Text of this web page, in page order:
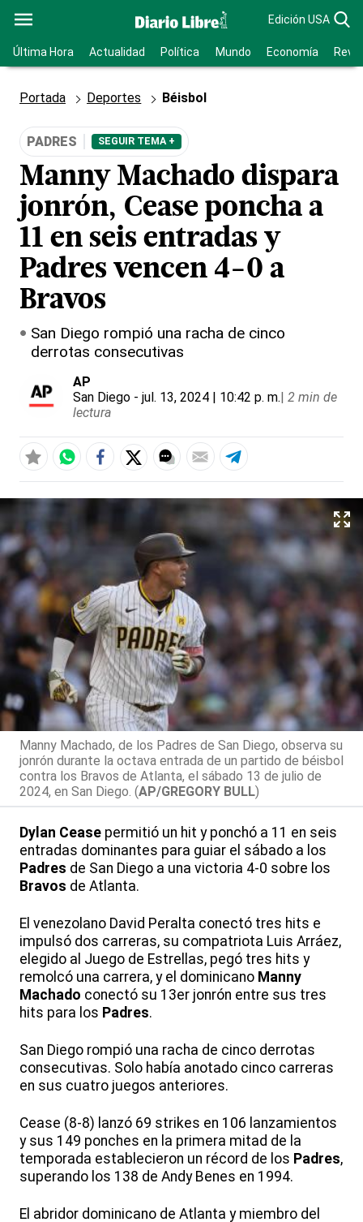
Edición USA
Última Hora Actualidad Política Mundo Economía
Portada Deportes Béisbol
PADRES SEGUIR TEMA +
Manny Machado dispara
jonrón, Cease poncha a
11 en seis entradas y
Padres vencen 4-0 a
Bravos
San Diego rompió una racha de cinco
derrotas consecutivas
AP
San Diego - jul. 13, 2024 | 10:42 p. m.| 2 min de
lectura
Manny Machado, de los Padres de San Diego, observa su
jonrón durante la octava entrada de un partido de béisbol
contra los Bravos de Atlanta, el sábado 13 de julio de
2024, en San Diego. (AP/GREGORY BULL)
Dylan Cease permitió un hit y ponchó a 11 en seis
entradas dominantes para guiar el sábado a los
Padres de San Diego a una victoria 4-0 sobre los
Bravos de Atlanta.
El venezolano David Peralta conectó tres hits e
impulsó dos carreras, su compatriota Luis Arráez,
elegido al Juego de Estrellas, pegó tres hits y
remolcó una carrera, y el dominicano Manny
Machado conectó su 13er jonrón entre sus tres
hits para los Padres.
San Diego rompió una racha de cinco derrotas
consecutivas. Solo había anotado cinco carreras
en sus cuatro juegos anteriores.
Cease (8-8) lanzó 69 strikes en 106 lanzamientos
y sus 149 ponches en la primera mitad de la
temporada establecieron un récord de los Padres,
superando los 138 de Andy Benes en 1994.
El abridor dominicano de Atlanta y miembro del